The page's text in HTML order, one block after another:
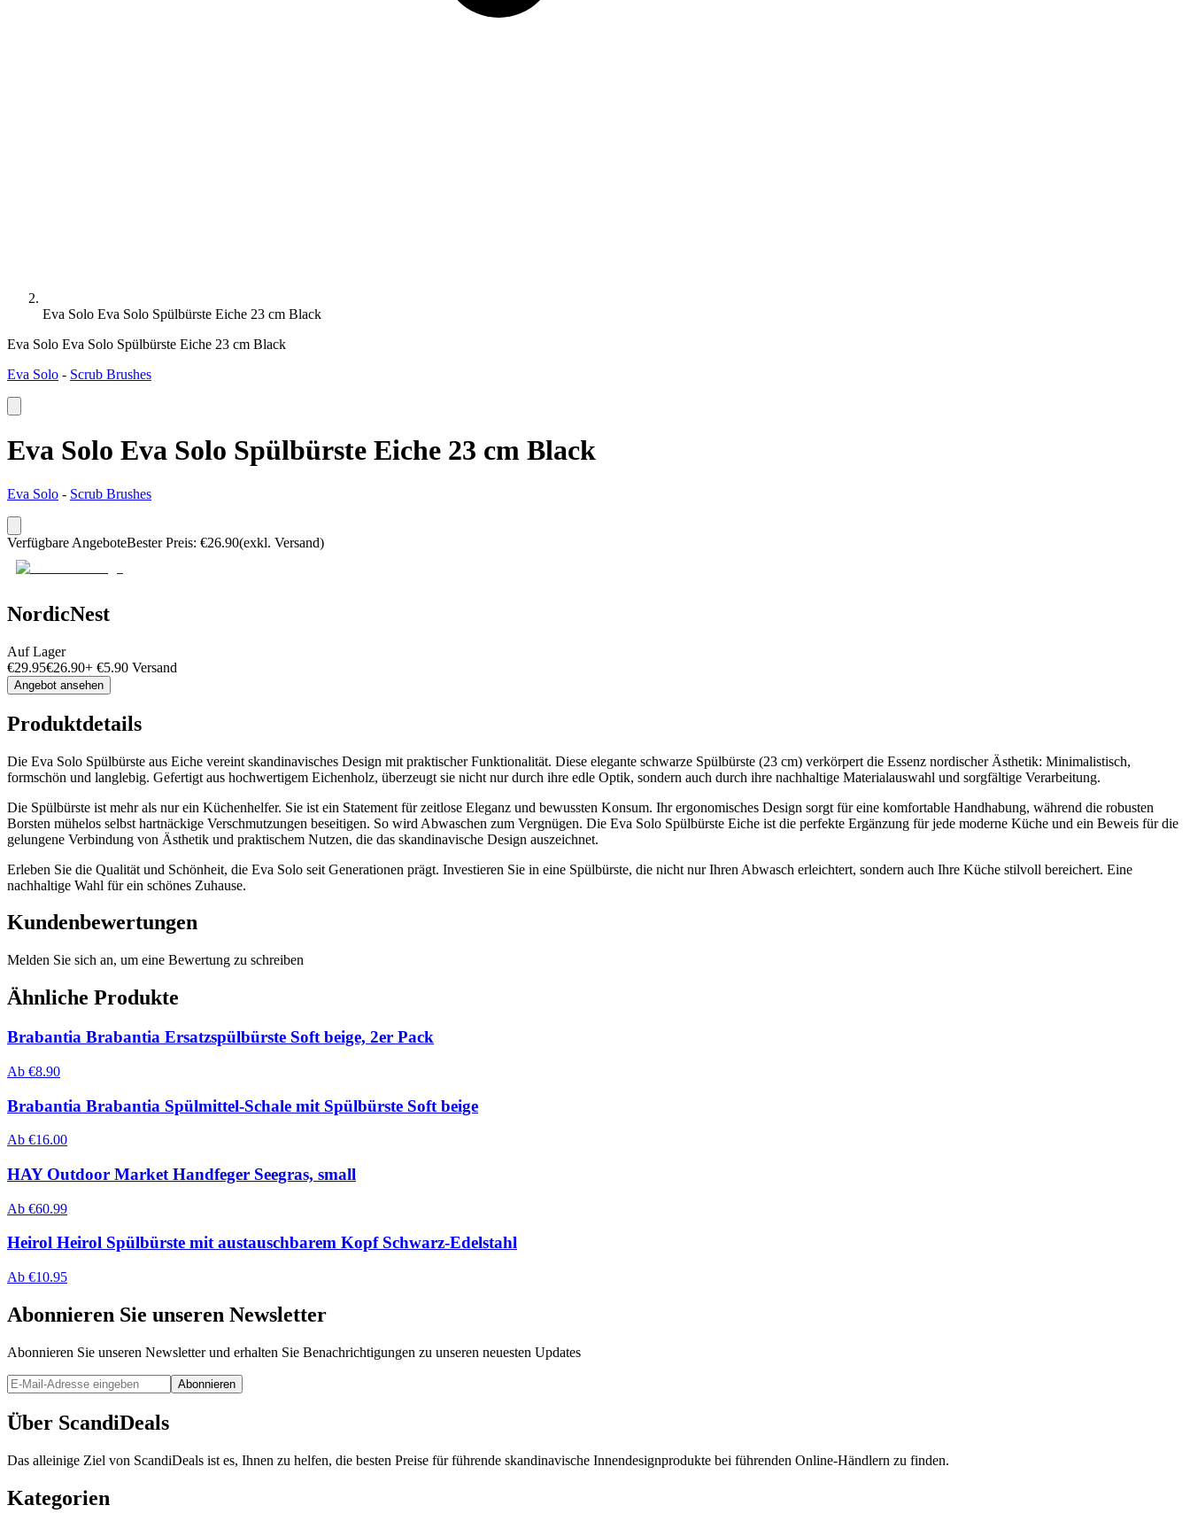
Eva Solo Eva Solo Spülbürste Eiche 23 cm Black
Eva Solo Eva Solo Spülbürste Eiche 23 cm Black
Eva Solo - Scrub Brushes
Eva Solo Eva Solo Spülbürste Eiche 23 cm Black
Eva Solo - Scrub Brushes
Verfügbare AngeboteBester Preis: €26.90(exkl. Versand)
NordicNest
Auf Lager
€29.95€26.90+ €5.90 Versand
Angebot ansehen
Produktdetails
Die Eva Solo Spülbürste aus Eiche vereint skandinavisches Design mit praktischer Funktionalität. Diese elegante schwarze Spülbürste (23 cm) verkörpert die Essenz nordischer Ästhetik: Minimalistisch,
formschön und langlebig. Gefertigt aus hochwertigem Eichenholz, überzeugt sie nicht nur durch ihre edle Optik, sondern auch durch ihre nachhaltige Materialauswahl und sorgfältige Verarbeitung.
Die Spülbürste ist mehr als nur ein Küchenhelfer. Sie ist ein Statement für zeitlose Eleganz und bewussten Konsum. Ihr ergonomisches Design sorgt für eine komfortable Handhabung, während die robusten
Borsten mühelos selbst hartnäckige Verschmutzungen beseitigen. So wird Abwaschen zum Vergnügen. Die Eva Solo Spülbürste Eiche ist die perfekte Ergänzung für jede moderne Küche und ein Beweis für die
gelungene Verbindung von Ästhetik und praktischem Nutzen, die das skandinavische Design auszeichnet.
Erleben Sie die Qualität und Schönheit, die Eva Solo seit Generationen prägt. Investieren Sie in eine Spülbürste, die nicht nur Ihren Abwasch erleichtert, sondern auch Ihre Küche stilvoll bereichert. Eine
nachhaltige Wahl für ein schönes Zuhause.
Kundenbewertungen
Melden Sie sich an, um eine Bewertung zu schreiben
Ähnliche Produkte
Brabantia Brabantia Ersatzspülbürste Soft beige, 2er Pack
Ab €8.90
Brabantia Brabantia Spülmittel-Schale mit Spülbürste Soft beige
Ab €16.00
HAY Outdoor Market Handfeger Seegras, small
Ab €60.99
Heirol Heirol Spülbürste mit austauschbarem Kopf Schwarz-Edelstahl
Ab €10.95
Abonnieren Sie unseren Newsletter
Abonnieren Sie unseren Newsletter und erhalten Sie Benachrichtigungen zu unseren neuesten Updates
Abonnieren
Über ScandiDeals
Das alleinige Ziel von ScandiDeals ist es, Ihnen zu helfen, die besten Preise für führende skandinavische Innendesignprodukte bei führenden Online-Händlern zu finden.
Kategorien